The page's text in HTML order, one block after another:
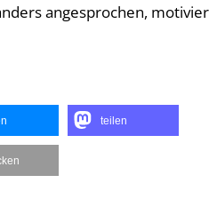
angesprochen,
teilen